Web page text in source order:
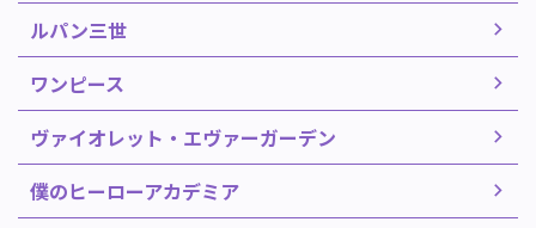
ルパン三世
ワンピース
ヴァイオレット・エヴァーガーデン
僕のヒーローアカデミア